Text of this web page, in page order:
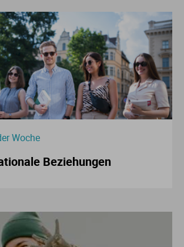
Woche
Beziehungen